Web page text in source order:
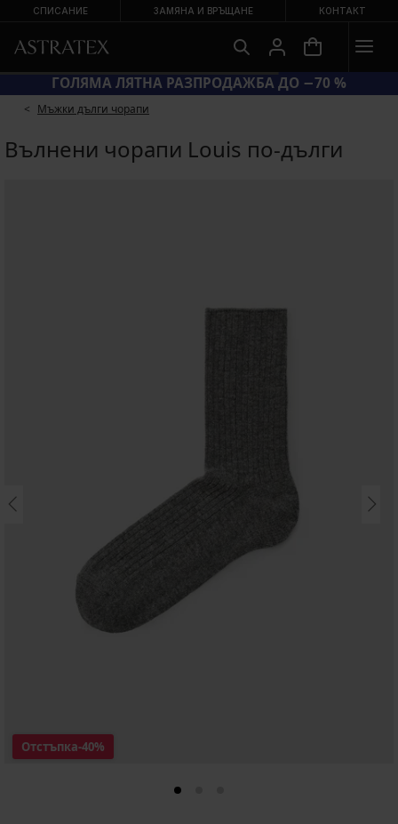
СПИСАНИЕ ЗАМЯНА И ВРЪЩАНЕ КОНТАКТ
ГОЛЯМА ЛЯТНА РАЗПРОДАЖБА ДО −70 %
Мъжки дълги чорапи
Вълнени чорапи Louis по-дълги
Отстъпка-40%